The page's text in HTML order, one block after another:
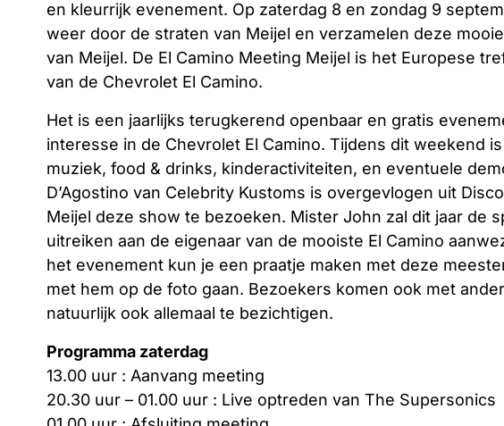
en kleurrijk evenement. Op zaterdag 8 en zondag 9
weer door de straten van Meijel en verzamelen deze
van Meijel. De El Camino Meeting Meijel is het Europese
van de Chevrolet El Camino.
Het is een jaarlijks terugkerend openbaar en gratis
interesse in de Chevrolet El Camino. Tijdens dit weekend
muziek, food & drinks, kinderactiviteiten, en eventuele
D’Agostino van Celebrity Kustoms is overgevlogen uit
Meijel deze show te bezoeken. Mister John zal dit jaar de
uitreiken aan de eigenaar van de mooiste El Camino
het evenement kun je een praatje maken met deze
met hem op de foto gaan. Bezoekers komen ook met
natuurlijk ook allemaal te bezichtigen.
Programma zaterdag
13.00 uur : Aanvang meeting
20.30 uur – 01.00 uur : Live optreden van The Supersonics